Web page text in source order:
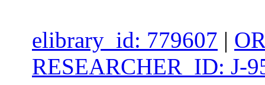
elibrary_id: 779607 |
RESEARCHER_ID: J-